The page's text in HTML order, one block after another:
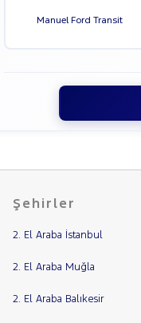
Manuel Ford Transit
Şehirler
2. El Araba İstanbul
2. El Araba Muğla
2. El Araba Balıkesir